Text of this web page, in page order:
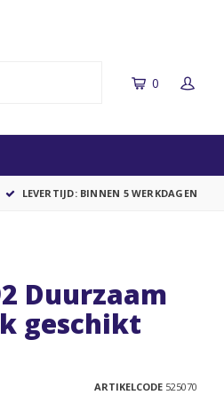
0
LEVERTIJD: BINNEN 5 WERKDAGEN
Duurzaam
geschikt
ARTIKELCODE525070